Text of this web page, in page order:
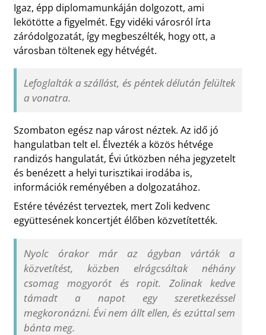
Igaz, épp diplomamunkáján dolgozott, ami
lekötötte a figyelmét. Egy vidéki városról írta
záródolgozatát, így megbeszélték, hogy ott, a
városban töltenek egy hétvégét.
Lefoglalták a szállást, és péntek délután felültek
a vonatra.
Szombaton egész nap várost néztek. Az idő jó
hangulatban telt el. Élvezték a közös hétvége
randizós hangulatát, Évi útközben néha jegyzetelt
és benézett a helyi turisztikai irodába is,
információk reményében a dolgozatához.
Estére tévézést terveztek, mert Zoli kedvenc
együttesének koncertjét élőben közvetítették.
Nyolc órakor már az ágyban várták a
közvetítést, közben elrágcsáltak néhány
csomag mogyorót és ropit. Zolinak kedve
támadt a napot egy szeretkezéssel
megkoronázni. Évi nem állt ellen, és ezúttal sem
bánta meg.